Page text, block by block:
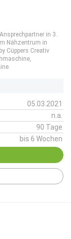
in 3.
Nähzentrum in
Cüppers Creativ
05.03.2021
n.a.
90 Tage
bis 6 Wochen